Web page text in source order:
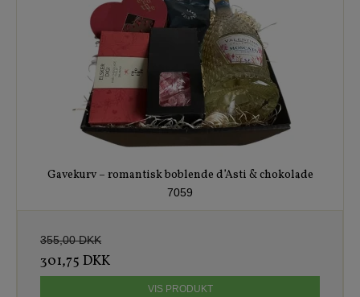
Gavekurv – romantisk boblende d’Asti & chokolade
7059
355,00 DKK
301,75 DKK
VIS PRODUKT